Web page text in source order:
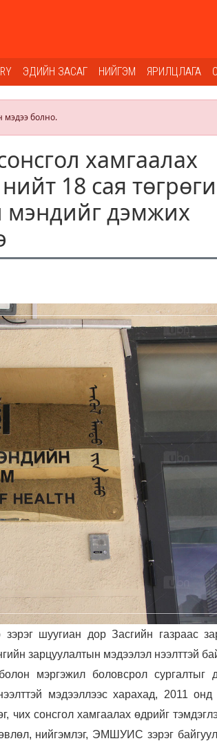
ЭДИЙН ЗАСАГ НИЙГЭМ ЯРИЛЦЛАГА
мэдээ болно.
хамгаалах
18 сая
мэндийг дэмжих
шуугиан дор Засгийн газраас
зарцуулалтын мэдээлэл нээлттэй
мэргэжил боловсрол сургалтыг
мэдээллээс харахад, 2011
чих сонсгол хамгаалах өдрийг
нийгэмлэг, ЭМШУИС зэрэг